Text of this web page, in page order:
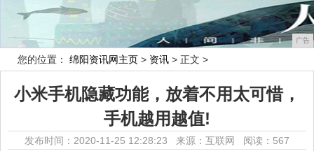
广告
您的位置： 绵阳资讯网主页 > 资讯 > 正文 >
小米手机隐藏功能，放着不用太可惜，
手机越用越值!
发布时间：2020-11-25 12:28:23 来源：互联网 阅读：567